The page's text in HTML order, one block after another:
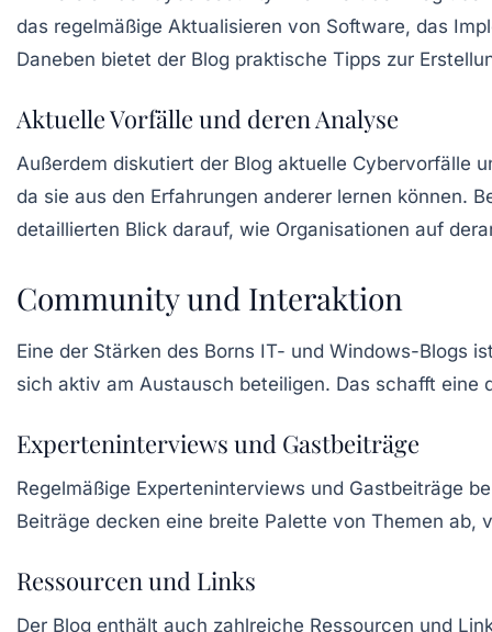
das regelmäßige Aktualisieren von Software, das
Daneben bietet der Blog praktische Tipps zur
Aktuelle Vorfälle und deren Analyse
Außerdem diskutiert der Blog aktuelle Cybervorfälle
da sie aus den Erfahrungen anderer lernen können.
detaillierten Blick darauf, wie Organisationen auf
Community und Interaktion
Eine der Stärken des Borns IT- und Windows-Blogs
sich aktiv am Austausch beteiligen. Das schafft
Experteninterviews und Gastbeiträge
Regelmäßige Experteninterviews und Gastbeiträge
Beiträge decken eine breite Palette von Themen
Ressourcen und Links
Der Blog enthält auch zahlreiche Ressourcen und